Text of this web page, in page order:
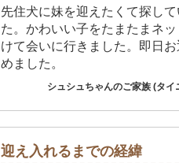
先住犬に妹を迎えたくて探し
た。かわいい子をたまたまネ
けて会いに行きました。即日
めました。
シュシュちゃんのご家族 (タイ
迎え入れるまでの経緯